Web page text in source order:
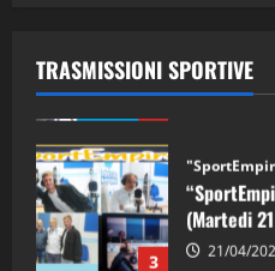
TRASMISSIONI SPORTIVE
2 28/04/2026
3
(Martedi
21/04/